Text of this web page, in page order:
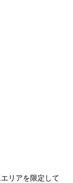
リアを限定して